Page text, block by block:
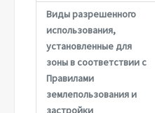
Виды разрешенного
использования,
установленные для
зоны в соответствии с
Правилами
землепользования и
застройки